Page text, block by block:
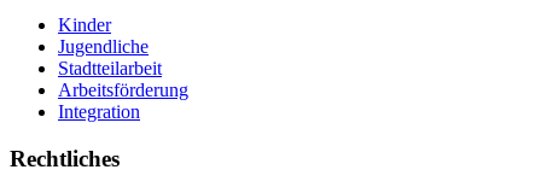
Kinder
Jugendliche
Stadtteilarbeit
Arbeitsförderung
Integration
Rechtliches